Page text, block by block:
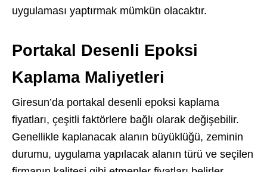
uygulaması yaptırmak mümkün olacaktır.
Portakal Desenli Epoksi
Kaplama Maliyetleri
Giresun’da portakal desenli epoksi kaplama
fiyatları, çeşitli faktörlere bağlı olarak değişebilir.
Genellikle kaplanacak alanın büyüklüğü, zeminin
durumu, uygulama yapılacak alanın türü ve seçilen